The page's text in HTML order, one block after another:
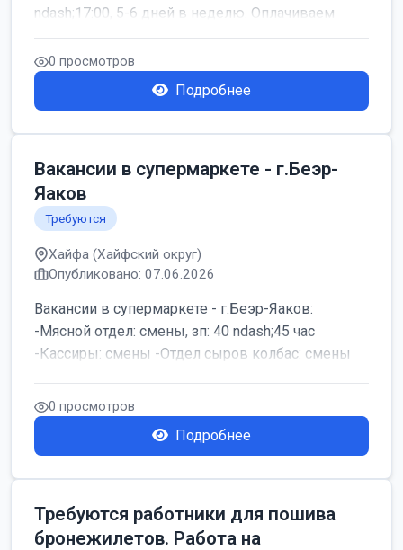
ndash;17:00, 5-6 дней в неделю. Оплачиваем
дор...
0 просмотров
Подробнее
Вакансии в супермаркете - г.Беэр-
Яаков
Требуются
Хайфа (Хайфский округ)
Опубликовано: 07.06.2026
Вакансии в супермаркете - г.Беэр-Яаков:
-Мясной отдел: смены, зп: 40 ndash;45 час
-Кассиры: смены -Отдел сыров колбас: смены
0 просмотров
Подробнее
Требуются работники для пошива
бронежилетов. Работа на